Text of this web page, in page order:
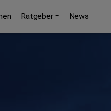
Ratgeber News